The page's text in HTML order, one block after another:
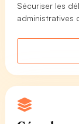
Sécuriser les
administratives